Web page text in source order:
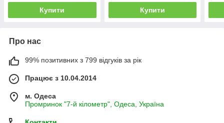
Купити Купити
Про нас
99% позитивних з 799 відгуків за рік
Працює з 10.04.2014
м. Одеса
Промринок "7-й кілометр", Одеса, Україна